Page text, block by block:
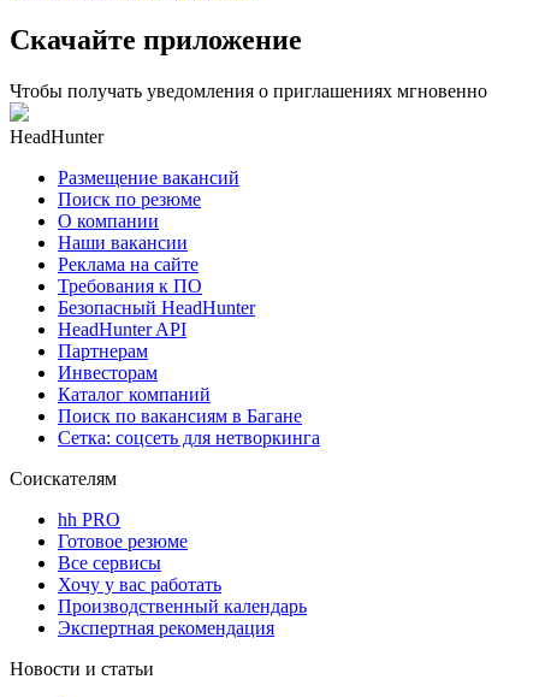
Скачайте приложение
Чтобы получать уведомления о приглашениях мгновенно
HeadHunter
Размещение вакансий
Поиск по резюме
О компании
Наши вакансии
Реклама на сайте
Требования к ПО
Безопасный HeadHunter
HeadHunter API
Партнерам
Инвесторам
Каталог компаний
Поиск по вакансиям в Багане
Сетка: соцсеть для нетворкинга
Соискателям
hh PRO
Готовое резюме
Все сервисы
Хочу у вас работать
Производственный календарь
Экспертная рекомендация
Новости и статьи